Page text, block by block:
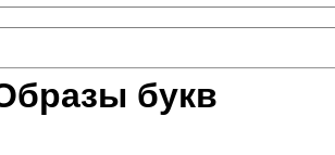
букв